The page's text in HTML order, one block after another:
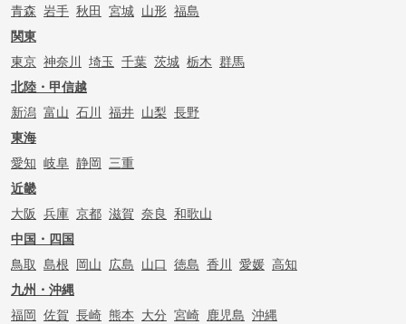
青森 岩手 秋田 宮城 山形 福島
関東
東京 神奈川 埼玉 千葉 茨城 栃木 群馬
北陸・甲信越
新潟 富山 石川 福井 山梨 長野
東海
愛知 岐阜 静岡 三重
近畿
大阪 兵庫 京都 滋賀 奈良 和歌山
中国・四国
鳥取 島根 岡山 広島 山口 徳島 香川 愛媛 高知
九州・沖縄
福岡 佐賀 長崎 熊本 大分 宮崎 鹿児島 沖縄